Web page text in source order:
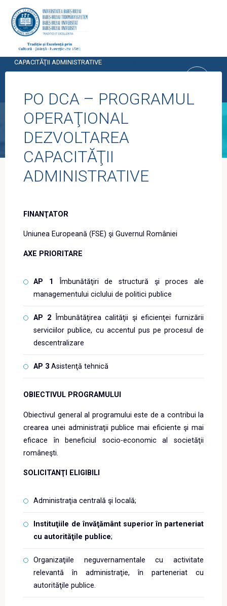
content
CENTRUL PROGRAMELOR
UNIVERSITATEA BABEŞ-BOLYAI, CLUJ-
NAPOCA
HomePO DCA – PROGRAMUL OPERAŢIONAL DEZVOLTAREA
CAPACITĂŢII ADMINISTRATIVE
PO DCA – PROGRAMUL
OPERAŢIONAL
DEZVOLTAREA
CAPACITĂŢII
ADMINISTRATIVE
FINANŢATOR
Uniunea Europeană (FSE) şi Guvernul României
AXE PRIORITARE
AP 1 Îmbunătăţiri de structură şi proces ale
managementului ciclului de politici publice
AP 2 Îmbunătăţirea calităţii şi eficienţei furnizării
serviciilor publice, cu accentul pus pe procesul de
descentralizare
AP 3Asistenţă tehnică
OBIECTIVUL PROGRAMULUI
Obiectivul general al programului este de a contribui la
crearea unei administraţii publice mai eficiente şi mai
eficace în beneficiul socio-economic al societăţii
româneşti.
SOLICITANŢI ELIGIBILI
Administraţia centrală şi locală;
Instituţiile de învăţământ superior în parteneriat
cu autorităţile publice;
Organizaţiile neguvernamentale cu activitate
relevantă în administraţie, în parteneriat cu
autorităţile publice.